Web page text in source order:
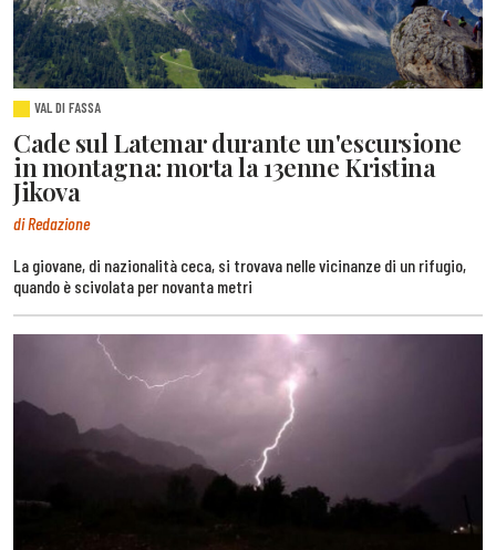
VAL DI FASSA
Cade sul Latemar durante un'escursione
in montagna: morta la 13enne Kristina
Jikova
di Redazione
La giovane, di nazionalità ceca, si trovava nelle vicinanze di un rifugio,
quando è scivolata per novanta metri